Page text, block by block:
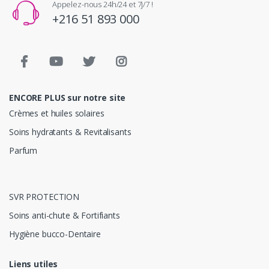
Appelez-nous 24h/24 et 7j/7 !
+216 51 893 000
ENCORE PLUS sur notre site
Crèmes et huiles solaires
Soins hydratants & Revitalisants
Parfum
SVR PROTECTION
Soins anti-chute & Fortifiants
Hygiène bucco-Dentaire
Liens utiles